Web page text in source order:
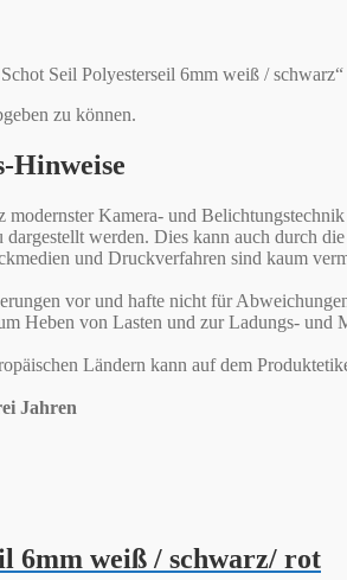
Seil Polyesterseil 6mm weiß / schwarz“
zu können.
Hinweise
modernster Kamera- und
werden. Dies kann auch durch
und Druckverfahren sind kaum
vor und hafte nicht für
Heben von Lasten und zur Ladungs-
Ländern kann auf dem
Jahren
6mm weiß / schwarz/ rot